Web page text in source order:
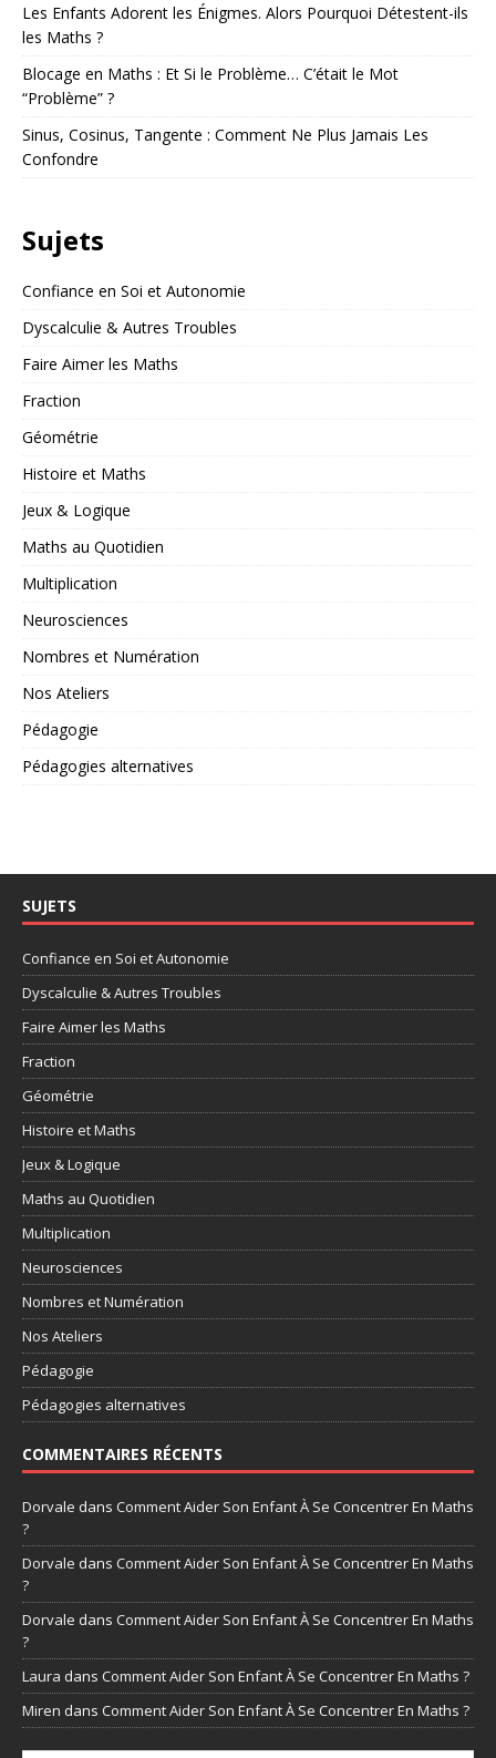
Les Enfants Adorent les Énigmes. Alors Pourquoi Détestent-ils
les Maths ?
Blocage en Maths : Et Si le Problème… C’était le Mot
“Problème” ?
Sinus, Cosinus, Tangente : Comment Ne Plus Jamais Les
Confondre
Sujets
Confiance en Soi et Autonomie
Dyscalculie & Autres Troubles
Faire Aimer les Maths
Fraction
Géométrie
Histoire et Maths
Jeux & Logique
Maths au Quotidien
Multiplication
Neurosciences
Nombres et Numération
Nos Ateliers
Pédagogie
Pédagogies alternatives
SUJETS
Confiance en Soi et Autonomie
Dyscalculie & Autres Troubles
Faire Aimer les Maths
Fraction
Géométrie
Histoire et Maths
Jeux & Logique
Maths au Quotidien
Multiplication
Neurosciences
Nombres et Numération
Nos Ateliers
Pédagogie
Pédagogies alternatives
COMMENTAIRES RÉCENTS
Dorvale dans Comment Aider Son Enfant À Se Concentrer En Maths
?
Dorvale dans Comment Aider Son Enfant À Se Concentrer En Maths
?
Dorvale dans Comment Aider Son Enfant À Se Concentrer En Maths
?
Laura dans Comment Aider Son Enfant À Se Concentrer En Maths ?
Miren dans Comment Aider Son Enfant À Se Concentrer En Maths ?